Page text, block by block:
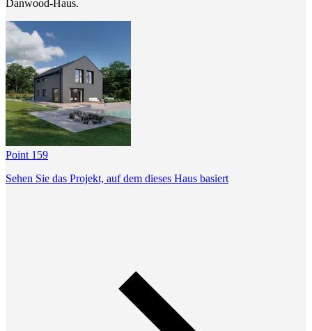
Danwood-Haus.
Point 159
Sehen Sie das Projekt, auf dem dieses Haus basiert